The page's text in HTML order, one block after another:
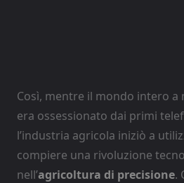
Così, mentre il mondo intero a
era ossessionato dai primi
l’industria agricola iniziò a
compiere una rivoluzione
nell’agricoltura di precisione.